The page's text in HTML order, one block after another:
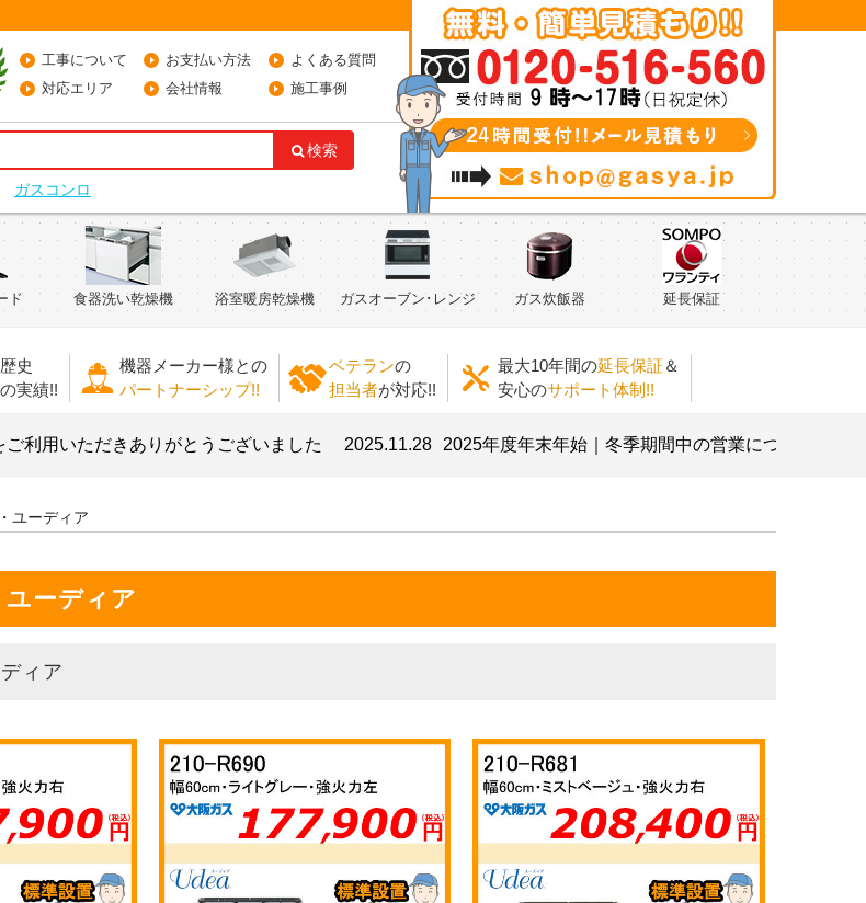
工事について お支払い方法
よくある質問
対応エリア
会社情報 施工事例
検索
ガスコンロ
ド 食器洗い乾燥機 浴室暖房乾燥機 ガスオーブン･レンジ ガス炊飯器 延長保証
史
の実績!!
機器メーカー様との
パートナーシップ!!
ベテランの
担当者が対応!!
最大10年間の延長保証＆
安心のサポート体制!!
ただきありがとうございました 2025.11.28 2025年度年末年始｜冬季期間中の営業について
ユーディア
ーディア
ィア